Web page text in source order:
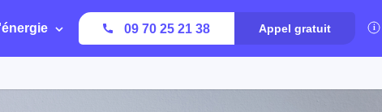
09 70 25 21 38 Appel gratuit